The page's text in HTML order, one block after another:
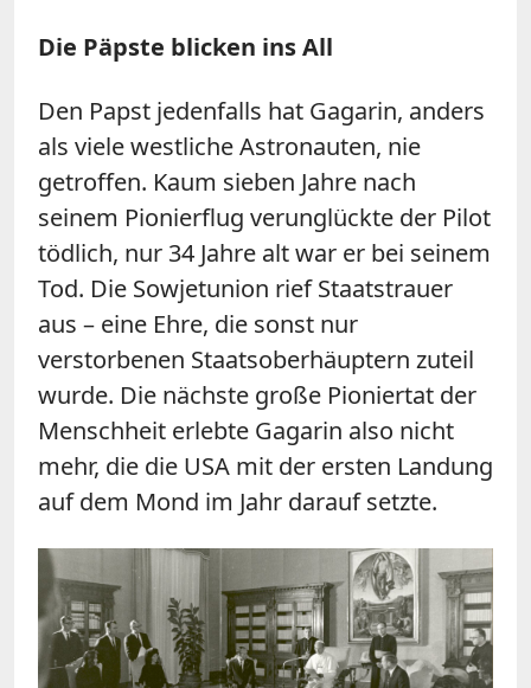
Die Päpste blicken ins All
Den Papst jedenfalls hat Gagarin, anders
als viele westliche Astronauten, nie
getroffen. Kaum sieben Jahre nach
seinem Pionierflug verunglückte der Pilot
tödlich, nur 34 Jahre alt war er bei seinem
Tod. Die Sowjetunion rief Staatstrauer
aus – eine Ehre, die sonst nur
verstorbenen Staatsoberhäuptern zuteil
wurde. Die nächste große Pioniertat der
Menschheit erlebte Gagarin also nicht
mehr, die die USA mit der ersten Landung
auf dem Mond im Jahr darauf setzte.